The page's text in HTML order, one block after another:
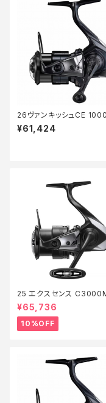
26ヴァンキッシュCE
¥61,424
25 エクスセンス
【継続セール_リール】【10】
¥65,736
10%OFF